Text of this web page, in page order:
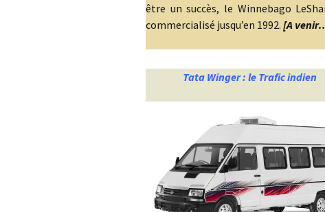
être un succès, le Winnebago
commercialisé jusqu’en 1992. [A
Tata Winger : le Trafic indien